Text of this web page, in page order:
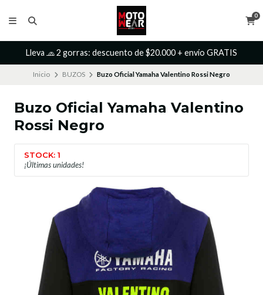
0
Lleva 🧢 2 gorras: descuento de $20.000 + envío GRATIS
Inicio BUZOS Buzo Oficial Yamaha Valentino Rossi Negro
Buzo Oficial Yamaha Valentino
Rossi Negro
STOCK: 1
¡Últimas unidades!